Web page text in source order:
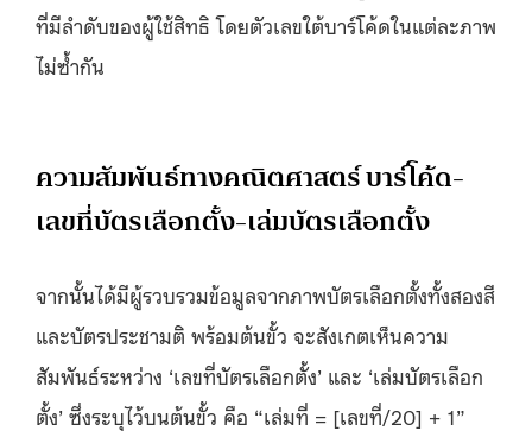
ที่มีลำดับของผู้ใช้สิทธิ โดยตัวเลขใต้บาร์โค้ดในแต่ละภาพ
ไม่ซ้ำกัน
ความสัมพันธ์ทางคณิตศาสตร์ บาร์โค้ด-
เลขที่บัตรเลือกตั้ง-เล่มบัตรเลือกตั้ง
จากนั้นได้มีผู้รวบรวมข้อมูลจากภาพบัตรเลือกตั้งทั้งสองสี
และบัตรประชามติ พร้อมต้นขั้ว จะสังเกตเห็นความ
สัมพันธ์ระหว่าง ‘เลขที่บัตรเลือกตั้ง’ และ ‘เล่มบัตรเลือก
ตั้ง’ ซึ่งระบุไว้บนต้นขั้ว คือ “เล่มที่ = [เลขที่/20] + 1”